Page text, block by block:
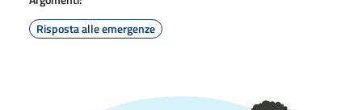
Risposta alle emergenze